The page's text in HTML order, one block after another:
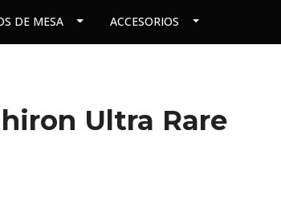
DE MESA ACCESORIOS
Ultra Rare